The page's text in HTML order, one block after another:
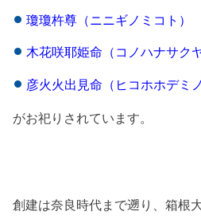
瓊瓊杵尊（ニニギノミコト）
木花咲耶姫命（コノハナサク
彦火火出見命（ヒコホホデミ
がお祀りされています。
創建は奈良時代まで遡り、箱根